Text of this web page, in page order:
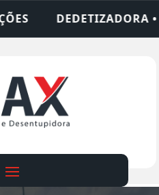
• LIMPEZA